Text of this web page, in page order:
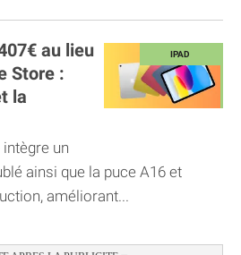
au lieu
Store :
la
un
ainsi que la puce A16 et
améliorant...